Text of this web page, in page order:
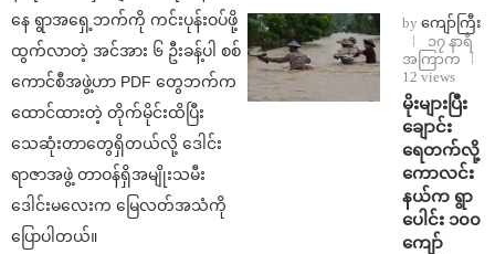
နေ ရွာအရှေ့ဘက်ကို ကင်းပုန်းဝပ်ဖို့
ထွက်လာတဲ့ အင်အား ၆ ဦးခန့်ပါ စစ်
ကောင်စီအဖွဲ့ဟာ PDF တွေဘက်က
ထောင်ထားတဲ့ တိုက်မိုင်းထိပြီး
သေဆုံးတာတွေရှိတယ်လို့ ဒေါင်း
ရာဇာအဖွဲ့ တာဝန်ရှိအမျိုးသမီး
ဒေါင်းမလေးက မြေလတ်အသံကို
ပြောပါတယ်။
by ကျော်ကြီး
၁၇ နာရီ
အကြာက
12 views
⁨မိုးများပြီး
ချောင်း
ရေတက်လို့
ကောလင်း
နယ်က ရွာ
ပေါင်း ၁၀၀
ကျော်